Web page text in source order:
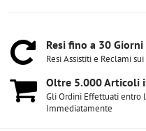
Resi fino a 30 Giorni
Resi Assistiti e Reclami
Oltre 5​.000 Articoli
Gli Ordini Effettuati entro
Immediatamente